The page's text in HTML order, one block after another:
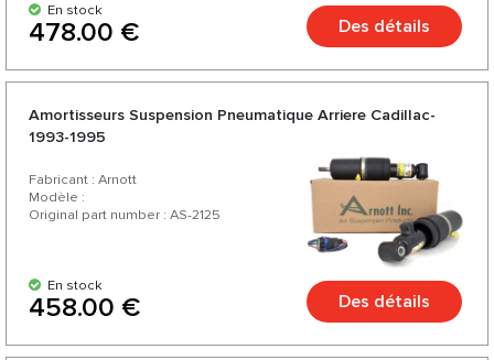
En stock
478.00 € Des détails
Amortisseurs Suspension Pneumatique Arriere Cadillac-
1993-1995
Fabricant : Arnott
Modèle :
Original part number : AS-2125
En stock
458.00 € Des détails